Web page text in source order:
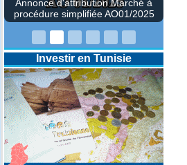
DESIGNATION D’UN REVISEUR
COMPTABLE POUR LES
EXERCICES 2025-2026-2027
Investir en Tunisie